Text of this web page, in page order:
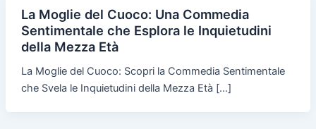
La Moglie del Cuoco: Una Commedia
Sentimentale che Esplora le Inquietudini
della Mezza Età
La Moglie del Cuoco: Scopri la Commedia Sentimentale
che Svela le Inquietudini della Mezza Età […]